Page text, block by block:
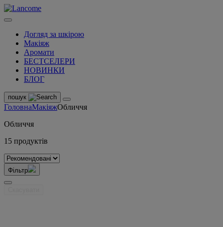
Догляд за шкірою
Макіяж
Аромати
БЕСТСЕЛЕРИ
НОВИНКИ
БЛОГ
пошук
ГоловнаМакіяжОбличчя
Обличчя
15 продуктів
Фільтр